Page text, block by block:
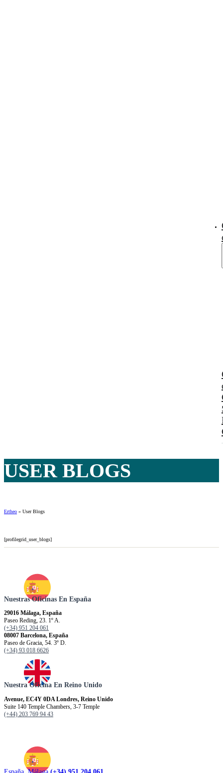
USER BLOGS
Ertheo » User Blogs
[profilegrid_user_blogs]
Nuestras Oficinas En España
29016 Málaga, España
Paseo Reding, 23. 1º A.
(+34) 951 204 061
08007 Barcelona, España
Paseo de Gracia, 54. 3º D.
(+34) 93 018 6626
Nuestra Oficina En Reino Unido
Avenue, EC4Y 0DA Londres, Reino Unido
Suite 140 Temple Chambers, 3-7 Temple
(+44) 203 769 94 43